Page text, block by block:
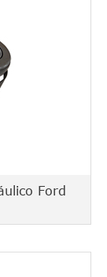
Ford